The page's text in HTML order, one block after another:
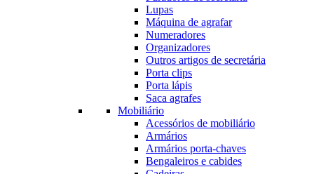
Lupas
Máquina de agrafar
Numeradores
Organizadores
Outros artigos de secretária
Porta clips
Porta lápis
Saca agrafes
Mobiliário
Acessórios de mobiliário
Armários
Armários porta-chaves
Bengaleiros e cabides